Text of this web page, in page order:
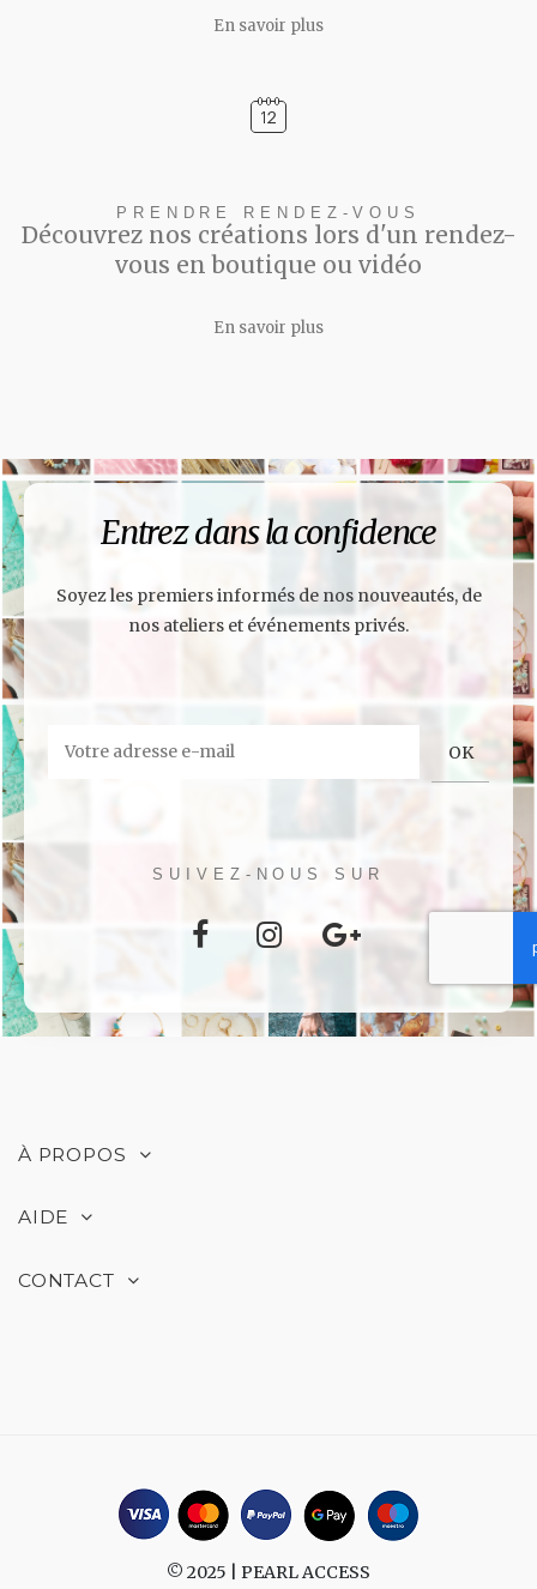
En savoir plus
PRENDRE RENDEZ-VOUS
Découvrez nos créations lors d'un rendez-
vous en boutique ou vidéo
En savoir plus
Entrez dans la confidence
Soyez les premiers informés de nos nouveautés, de
nos ateliers et événements privés.
SUIVEZ-NOUS SUR
À PROPOS
AIDE
CONTACT
© 2025 | PEARL ACCESS